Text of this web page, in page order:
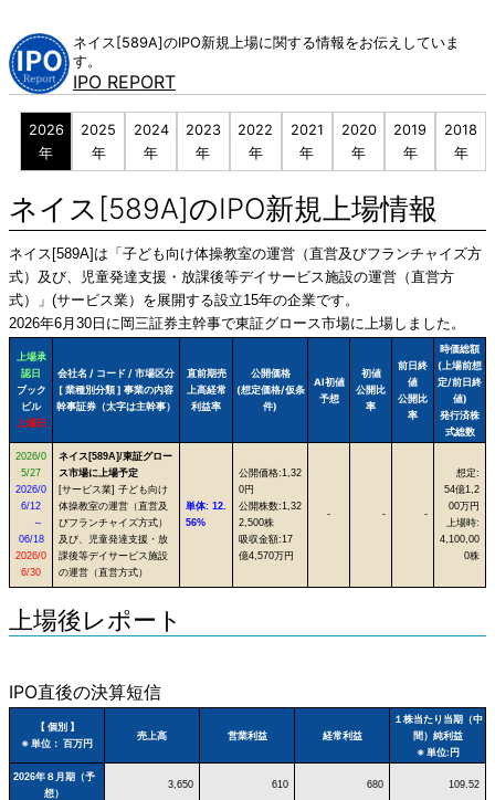
content
ネイス[589A]のIPO新規上場に関する情報をお伝えしていま
す。
IPO REPORT
2026
年
2025
年
2024
年
2023
年
2022
年
2021
年
2020
年
2019
年
2018
年
ネイス[589A]のIPO新規上場情報
ネイス[589A]は「子ども向け体操教室の運営（直営及びフランチャイズ方
式）及び、児童発達支援・放課後等デイサービス施設の運営（直営方
式）」(サービス業）を展開する設立15年の企業です。
2026年6月30日に岡三証券主幹事で東証グロース市場に上場しました。
上場承
認日
ブック
ビル
上場日
会社名 / コード / 市場区分
[ 業種別分類 ] 事業の内容
幹事証券（太字は主幹事）
直前期売
上高経常
利益率
公開価格
(想定価格/仮条
件)
AI初値
予想
初値
公開比
率
前日終
値
公開比
率
時価総額
(上場前想
定/前日終
値)
発行済株
式総数
2026/0
5/27
2026/0
6/12
～
06/18
2026/0
6/30
ネイス[589A]/東証グロー
ス市場に上場予定
[サービス業] 子ども向け
体操教室の運営（直営及
びフランチャイズ方式）
及び、児童発達支援・放
課後等デイサービス施設
の運営（直営方式）
単体: 12.
56%
公開価格:1,32
0円
公開株数:1,32
2,500株
吸収金額:17
億4,570万円
- - -
想定:
54億1,2
00万円
上場時:
4,100,00
0株
上場後レポート
IPO直後の決算短信
【 個別 】
※ 単位： 百万円
売上高 営業利益 経常利益
１株当たり当期（中
間）純利益
※ 単位:円
2026年８月期（予
想）
3,650 610 680 109.52